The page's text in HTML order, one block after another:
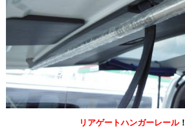
リアゲートハンガーレール！